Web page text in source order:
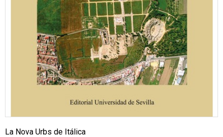
La Nova Urbs de Itálica